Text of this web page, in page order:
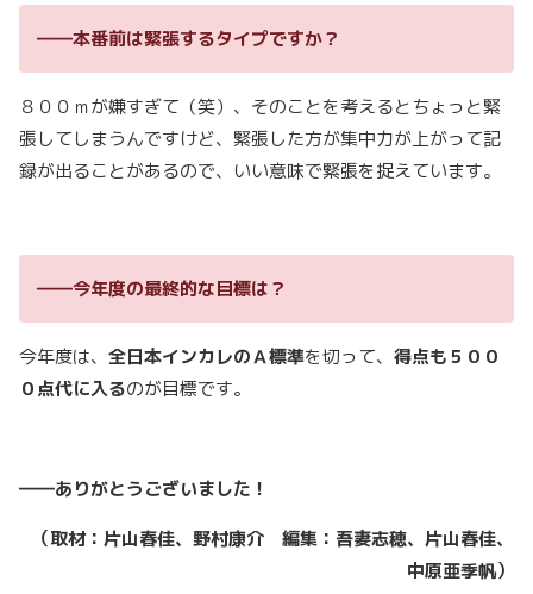
――本番前は緊張するタイプですか？
８００ｍが嫌すぎて（笑）、そのことを考えるとちょっと緊
張してしまうんですけど、緊張した方が集中力が上がって記
録が出ることがあるので、いい意味で緊張を捉えています。
――今年度の最終的な目標は？
今年度は、 全日本インカレのＡ標準を切って、 得点も５００
０点代に入るのが目標です。
――ありがとうございました！
（取材：片山春佳、野村康介 編集：吾妻志穂、片山春佳、
中原亜季帆）